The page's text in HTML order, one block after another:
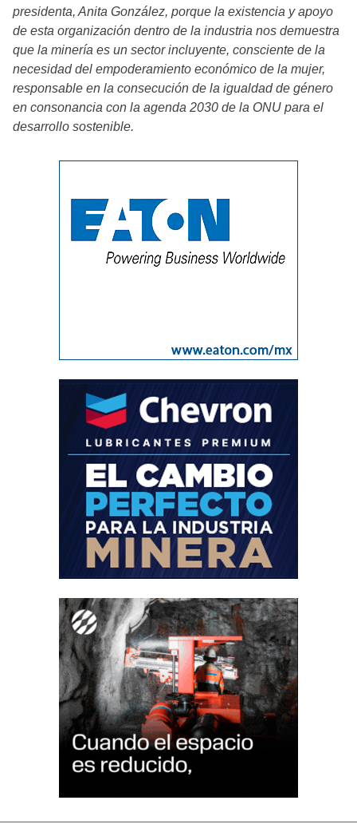
presidenta, Anita González, porque la existencia y apoyo
de esta organización dentro de la industria nos demuestra
que la minería es un sector incluyente, consciente de la
necesidad del empoderamiento económico de la mujer,
responsable en la consecución de la igualdad de género
en consonancia con la agenda 2030 de la ONU para el
desarrollo sostenible.